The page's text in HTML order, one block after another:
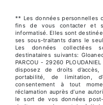
** Les données personnelles
fins de vous contacter et
informatisé. Elles sont
ses sous-traitants dans le
Les données collectées
destinataires suivants:
PARCOU - 29260
disposez de droits
portabilité, de limitation,
consentement à tout
réclamation auprès d’une
le sort de vos données